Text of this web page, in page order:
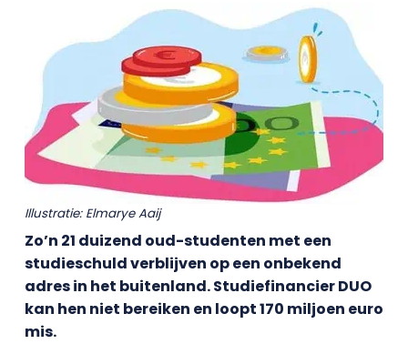
Illustratie: Elmarye Aaij
Zo’n 21 duizend oud-studenten met een
studieschuld verblijven op een onbekend
adres in het buitenland. Studiefinancier DUO
kan hen niet bereiken en loopt 170 miljoen euro
mis.